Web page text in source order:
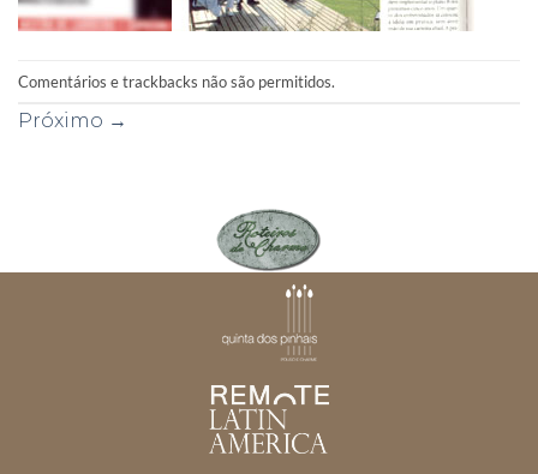
Comentários e trackbacks não são permitidos.
Próximo →